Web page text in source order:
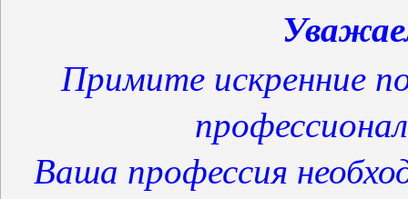
Примите искренние
Ваша профессия